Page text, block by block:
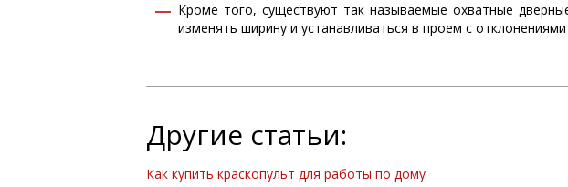
Кроме того, существуют так называемые охватные
изменять ширину и устанавливаться в проем с
Другие статьи:
Как купить краскопульт для работы по дому